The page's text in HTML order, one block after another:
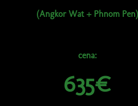
(Angkor Wat + Phnom Pen)
cena:
635€